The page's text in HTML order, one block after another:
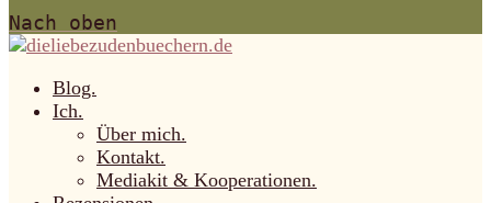
Nach oben
Blog.
Ich.
Über mich.
Kontakt.
Mediakit & Kooperationen.